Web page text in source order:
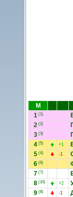
М
1 (1)
2 (2)
3 (3)
4 (5) +1
5 (4) -1
6 (6)
7 (7)
8 (10) +2
9 (8) -1